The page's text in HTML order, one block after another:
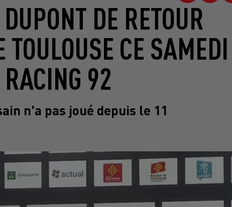
DE RETOUR
CE SAMEDI
92
n'a pas joué depuis le 11